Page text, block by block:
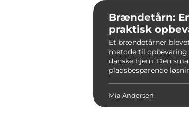
Brændetårn:
praktisk
Et brændetårner
metode til
danske hjem. Den
pladsbesparende
Mia Andersen